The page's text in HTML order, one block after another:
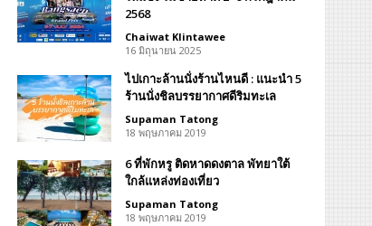
2568
Chaiwat Klintawee
16 มิถุนายน 2025
ไปเกาะล้านนั่งร้านไหนดี : แนะนำ 5
ร้านนั่งชิลบรรยากาศดีริมทะเล
Supaman Tatong
18 พฤษภาคม 2019
6 ที่พักหรู ติดหาดดงตาล พัทยาใต้
ใกล้แหล่งท่องเที่ยว
Supaman Tatong
18 พฤษภาคม 2019